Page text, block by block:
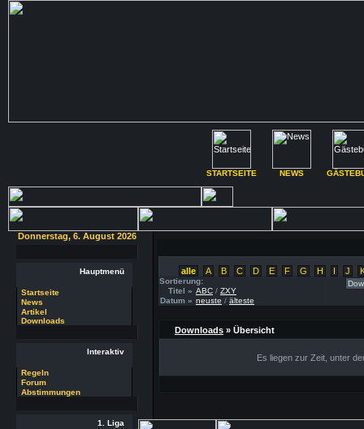
STARTSEITE NEWS
Donnerstag, 6. August 2026
Hauptmenü
Startseite
News
Artikel
Downloads
Interaktiv
Regeln
Forum
Abstimmungen
1. Liga
alle A B C D E F G H I J
Sortierung:
Titel » ABC / ZXY
Datum » neuste / älteste
Downloads » Übersicht
Es liegen zur Zeit, unter